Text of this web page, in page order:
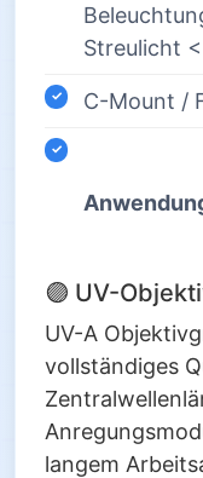
Streulicht
C-Mount /
🟣 UV-
UV-A
vollständiges
langem